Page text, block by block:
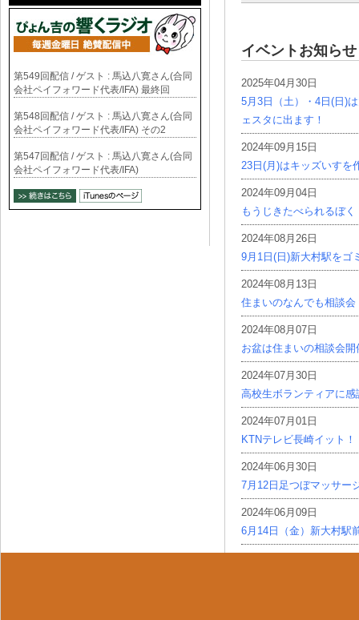
イベントお知らせ
2025年04月30日
5月3日（土）・4日(日)
ェスタに出ます！
2024年09月15日
23日(月)はキッズいすを
2024年09月04日
もうじきたべられるぼく
2024年08月26日
9月1日(日)新大村駅をゴ
2024年08月13日
住まいのなんでも相談会
2024年08月07日
お盆は住まいの相談会開
2024年07月30日
高校生ボランティアに感
2024年07月01日
KTNテレビ長崎イット！
2024年06月30日
7月12日足つぼマッサー
2024年06月09日
6月14日（金）新大村駅
第549回配信 / ゲスト : 馬込八寛さん(合同
会社ペイフォワード代表/IFA) 最終回
第548回配信 / ゲスト : 馬込八寛さん(合同
会社ペイフォワード代表/IFA) その2
第547回配信 / ゲスト : 馬込八寛さん(合同
会社ペイフォワード代表/IFA)